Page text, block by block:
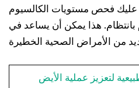
عليك فحص مستويات الكالسيوم
بانتظام. هذا يمكن أن يساعد في